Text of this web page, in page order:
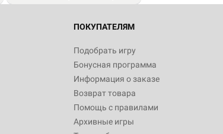
ПОКУПАТЕЛЯМ
Подобрать игру
Бонусная программа
Информация о заказе
Возврат товара
Помощь с правилами
Архивные игры